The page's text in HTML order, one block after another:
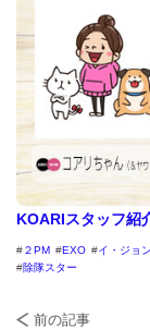
KOARIスタッフ紹
２PM EXO イ・ジョ
除隊スター
前の記事